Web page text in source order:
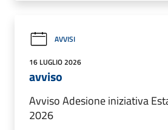
AVVISI
16 LUGLIO 2026
avviso
Avviso Adesione iniziativa
2026